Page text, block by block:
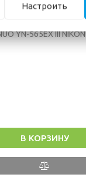
YN-565EX III NIKON
В КОРЗИНУ
Настроить